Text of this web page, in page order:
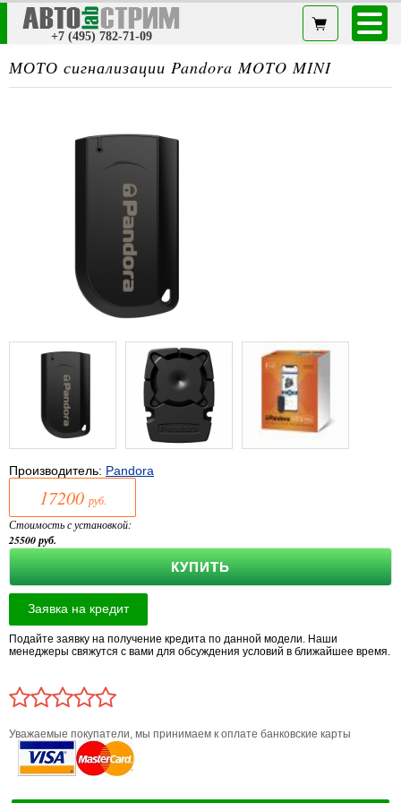
+7 (495) 782-71-09
МОТО сигнализации Pandora MOTO MINI
Производитель: Pandora
17200 руб.
Стоимость с установкой:
25500руб.
КУПИТЬ
Подайте заявку на получение кредита по данной модели. Наши
менеджеры свяжутся с вами для обсуждения условий в ближайшее время.
Уважаемые покупатели, мы принимаем к оплате банковские карты